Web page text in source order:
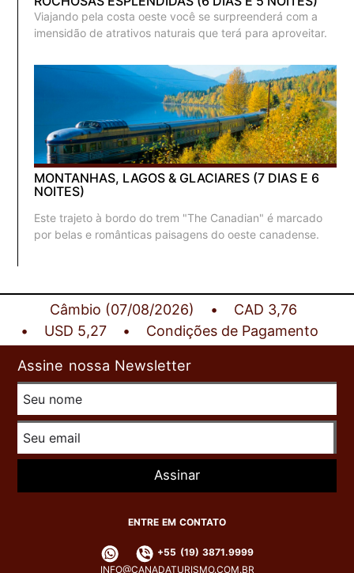
Viajando pela costa oeste você se surpreenderá com a
imensidão de atrativos naturais que terá para aproveitar.
MONTANHAS, LAGOS & GLACIARES (7 DIAS E 6
NOITES)
Este trajeto à bordo do trem "The Canadian" é marcado
por belas e românticas paisagens do oeste canadense.
Câmbio (07/08/2026)
CAD 3,76
USD 5,27
Condições de Pagamento
Assine nossa Newsletter
Assinar
ENTRE EM CONTATO
+55 (19) 3871.9999
INFO@CANADATURISMO.COM.BR